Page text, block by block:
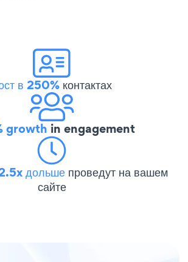
в 250%контактах
growth in engagement
дольше проведут на вашем
сайте